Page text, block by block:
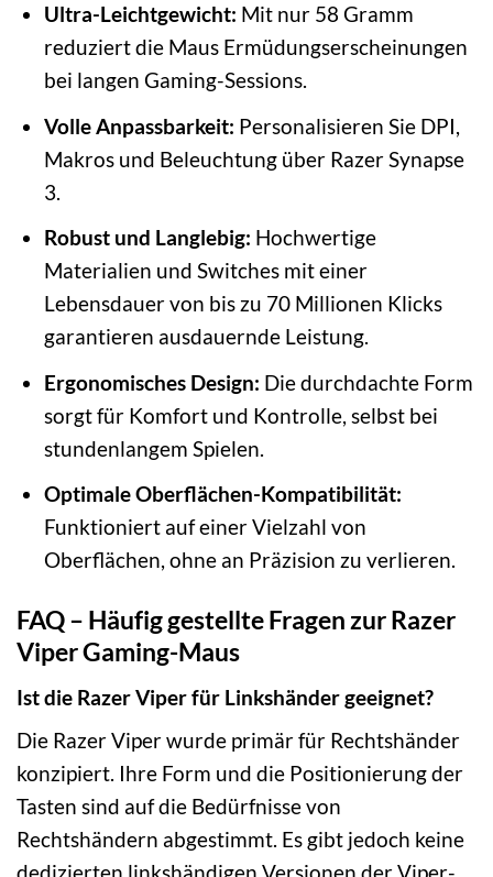
Ultra-Leichtgewicht: Mit nur 58 Gramm
reduziert die Maus Ermüdungserscheinungen
bei langen Gaming-Sessions.
Volle Anpassbarkeit: Personalisieren Sie DPI,
Makros und Beleuchtung über Razer Synapse
3.
Robust und Langlebig: Hochwertige
Materialien und Switches mit einer
Lebensdauer von bis zu 70 Millionen Klicks
garantieren ausdauernde Leistung.
Ergonomisches Design: Die durchdachte Form
sorgt für Komfort und Kontrolle, selbst bei
stundenlangem Spielen.
Optimale Oberflächen-Kompatibilität:
Funktioniert auf einer Vielzahl von
Oberflächen, ohne an Präzision zu verlieren.
FAQ – Häufig gestellte Fragen zur Razer
Viper Gaming-Maus
Ist die Razer Viper für Linkshänder geeignet?
Die Razer Viper wurde primär für Rechtshänder
konzipiert. Ihre Form und die Positionierung der
Tasten sind auf die Bedürfnisse von
Rechtshändern abgestimmt. Es gibt jedoch keine